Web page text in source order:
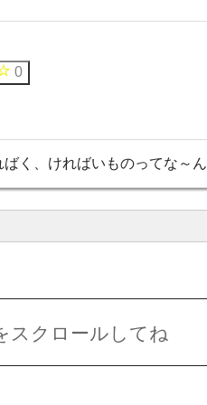
0
ばく、ければいものってな～
スクロールしてね